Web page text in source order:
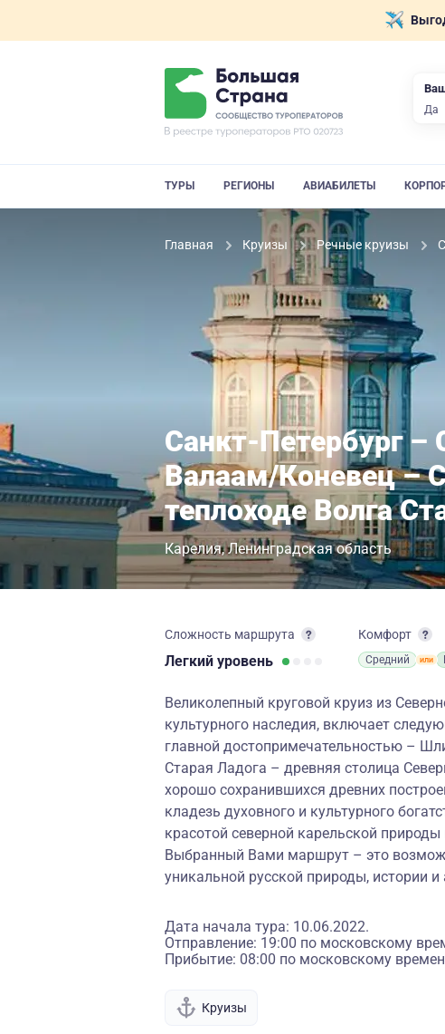
ТУРЫ РЕГИОНЫ АВИАБИЛЕТЫ
Главная Круизы Речные круизы
Санкт-Петербург –
Валаам/Коневец –
теплоходе Волга
Карелия Ленинградская область
Сложность маршрута
Легкий уровень
Комфорт
Средний
Великолепный круговой круиз из
культурного наследия, включает
главной достопримечательностью –
Старая Ладога – древняя столица
хорошо сохранившихся древних
кладезь духовного и культурного
красотой северной карельской
Выбранный Вами маршрут – это
уникальной русской природы, истории и
Дата начала тура: 10.06.2022.
Отправление: 19:00 по московскому
Прибытие: 08:00 по московскому
Круизы
Да